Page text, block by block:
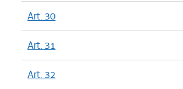
Art. 30
Art. 31
Art. 32